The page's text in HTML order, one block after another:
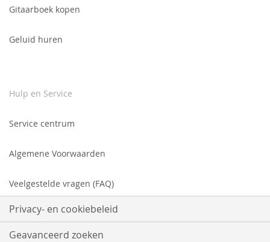
Gitaarboek kopen
Geluid huren
Hulp en Service
Service centrum
Algemene Voorwaarden
Veelgestelde vragen (FAQ)
Privacy- en cookiebeleid
Geavanceerd zoeken